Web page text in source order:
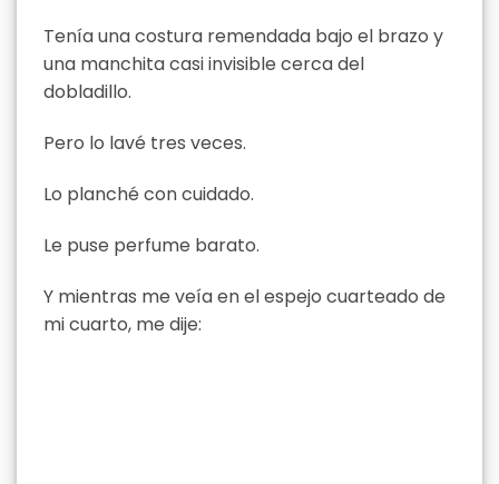
Tenía una costura remendada bajo el brazo y
una manchita casi invisible cerca del
dobladillo.
Pero lo lavé tres veces.
Lo planché con cuidado.
Le puse perfume barato.
Y mientras me veía en el espejo cuarteado de
mi cuarto, me dije: